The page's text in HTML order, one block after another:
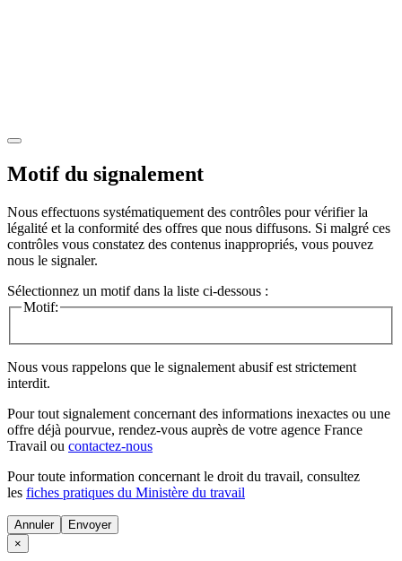
Motif du signalement
Nous effectuons systématiquement des contrôles pour vérifier la
légalité et la conformité des offres que nous diffusons. Si malgré ces
contrôles vous constatez des contenus inappropriés, vous pouvez
nous le signaler.
Sélectionnez un motif dans la liste ci-dessous :
Motif:
Nous vous rappelons que le signalement abusif est strictement
interdit.
Pour tout signalement concernant des informations inexactes ou une
offre déjà pourvue, rendez-vous auprès de votre agence France
Travail ou contactez-nous
Pour toute information concernant le droit du travail, consultez
les fiches pratiques du Ministère du travail
Annuler
×